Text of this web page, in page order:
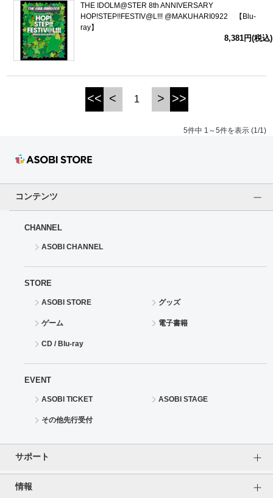
THE IDOLM@STER 8th ANNIVERSARY
HOP!STEP!!FESTIV@L!!! @MAKUHARI0922 【Blu-
ray】
8,381円(税込)
<< < 1 > >>
5件中 1～5件を表示 (1/1)
コンテンツ
CHANNEL
ASOBI CHANNEL
STORE
ASOBI STORE グッズ
ゲーム 電子書籍
CD / Blu-ray
EVENT
ASOBI TICKET ASOBI STAGE
その他先行受付
サポート
情報